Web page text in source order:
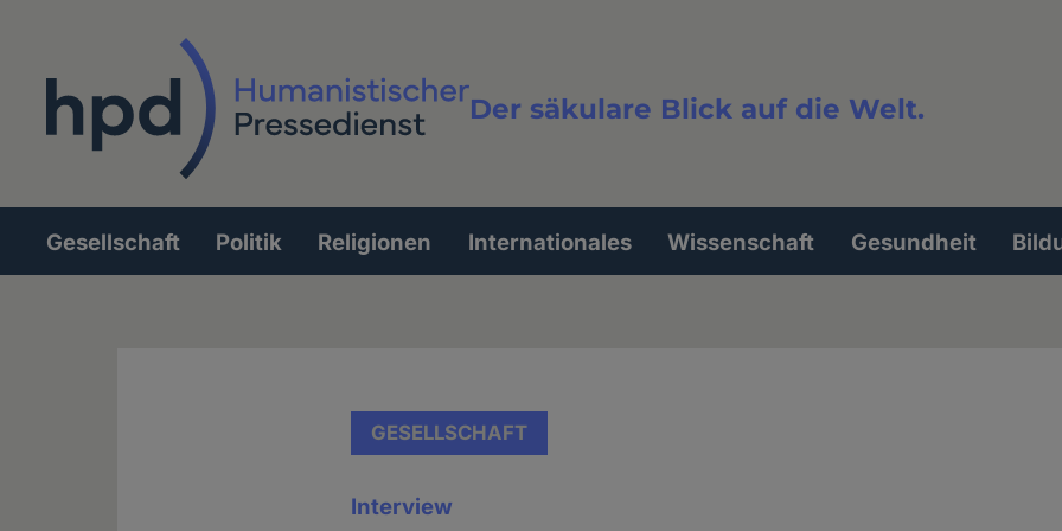
Der säkulare Blick auf die Welt.
Volltextsuche
Hauptnavigation
Gesellschaft Politik Religionen Internationales Wissenschaft Gesundheit
GESELLSCHAFT
Interview